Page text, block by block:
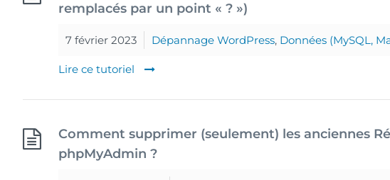
remplacés par un point « ? »)
7 février 2023 Dépannage WordPress, Données (MySQL,
Lire ce tutoriel
Comment supprimer (seulement) les anciennes
phpMyAdmin ?